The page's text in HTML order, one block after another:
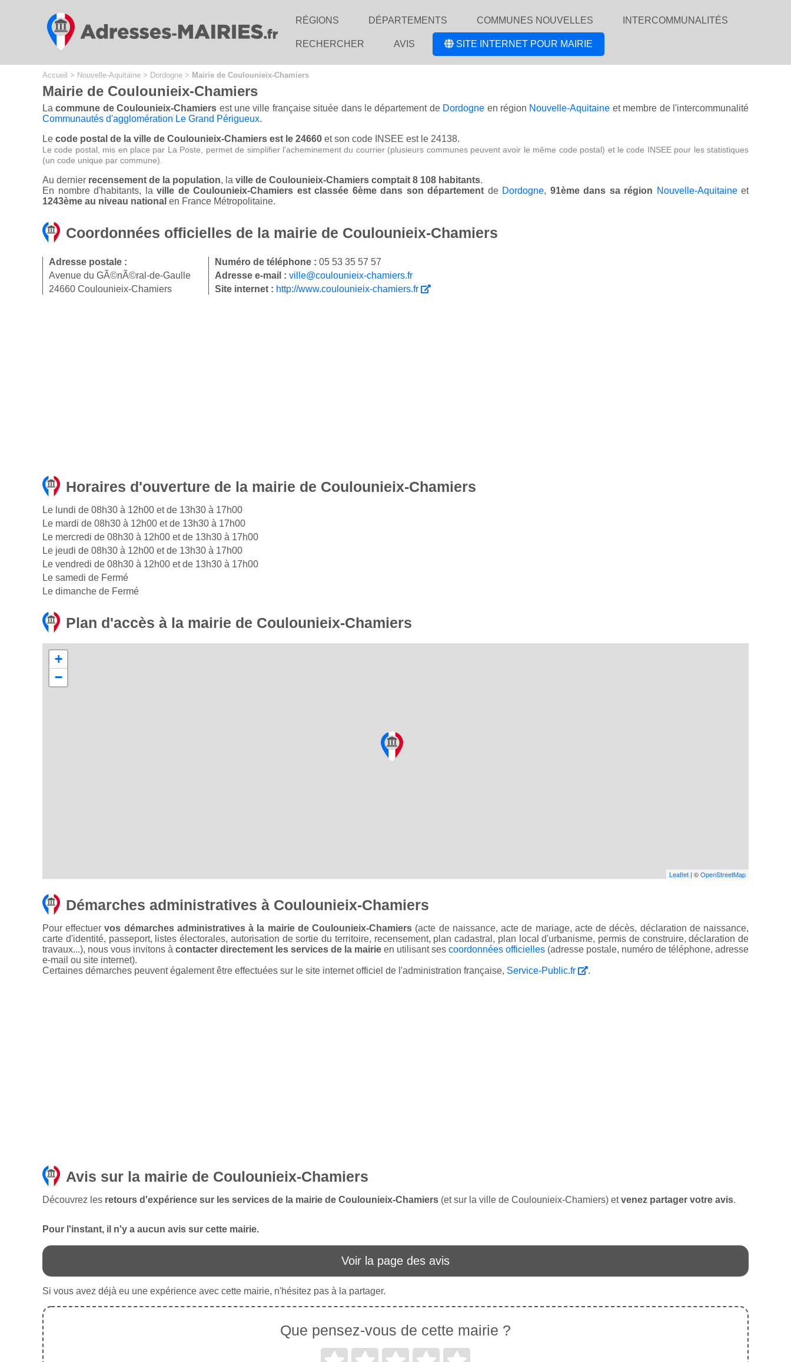
RÉGIONS DÉPARTEMENTS COMMUNES NOUVELLES INTERCOMMUNALITÉS
RECHERCHER AVIS SITE INTERNET POUR MAIRIE
Accueil > Nouvelle-Aquitaine > Dordogne > Mairie de Coulounieix-Chamiers
Mairie de Coulounieix-Chamiers
Lacommune de Coulounieix-Chamiers est une ville française située dans le département de Dordogne en région Nouvelle-Aquitaine et membre de l'intercommunalité
Communautés d'agglomération Le Grand Périgueux.
Le code postal de la ville de Coulounieix-Chamiers est le 24660 et son code INSEE est le 24138.
Le code postal, mis en place par La Poste, permet de simplifier l'acheminement du courrier (plusieurs communes peuvent avoir le même code postal) et le code INSEE pour les statistiques
(un code unique par commune).
Au dernier recensement de la population, la ville de Coulounieix-Chamiers comptait 8 108 habitants.
En nombre d'habitants, la ville de Coulounieix-Chamiers est classée 6ème dans son département de Dordogne, 91ème dans sa région Nouvelle-Aquitaineet
1243ème au niveau national en France Métropolitaine.
Coordonnées officielles de la mairie de Coulounieix-Chamiers
Adresse postale :
Avenue du GÃ©nÃ©ral-de-Gaulle
24660 Coulounieix-Chamiers
Numéro de téléphone : 05 53 35 57 57
Adresse e-mail : ville@coulounieix-chamiers.fr
Site internet : http://www.coulounieix-chamiers.fr
Horaires d'ouverture de la mairie de Coulounieix-Chamiers
Le lundi de 08h30 à 12h00 et de 13h30 à 17h00
Le mardi de 08h30 à 12h00 et de 13h30 à 17h00
Le mercredi de 08h30 à 12h00 et de 13h30 à 17h00
Le jeudi de 08h30 à 12h00 et de 13h30 à 17h00
Le vendredi de 08h30 à 12h00 et de 13h30 à 17h00
Le samedi de Fermé
Le dimanche de Fermé
Plan d'accès à la mairie de Coulounieix-Chamiers
+
−
Leaflet | ©OpenStreetMap
Démarches administratives à Coulounieix-Chamiers
Pour effectuervos démarches administratives à la mairie de Coulounieix-Chamiers (acte de naissance, acte de mariage, acte de décès, déclaration de naissance,
carte d'identité, passeport, listes électorales, autorisation de sortie du territoire, recensement, plan cadastral, plan local d'urbanisme, permis de construire, déclaration de
travaux...), nous vous invitons à contacter directement les services de la mairie en utilisant ses coordonnées officielles (adresse postale, numéro de téléphone, adresse
e-mail ou site internet).
Certaines démarches peuvent également être effectuées sur le site internet officiel de l'administration française, Service-Public.fr .
Avis sur la mairie de Coulounieix-Chamiers
Découvrez les retours d'expérience sur les services de la mairie de Coulounieix-Chamiers (et sur la ville de Coulounieix-Chamiers) etvenez partager votre avis.
Pour l'instant, il n'y a aucun avis sur cette mairie.
Voir la page des avis
Si vous avez déjà eu une expérience avec cette mairie, n'hésitez pas à la partager.
Que pensez-vous de cette mairie ?